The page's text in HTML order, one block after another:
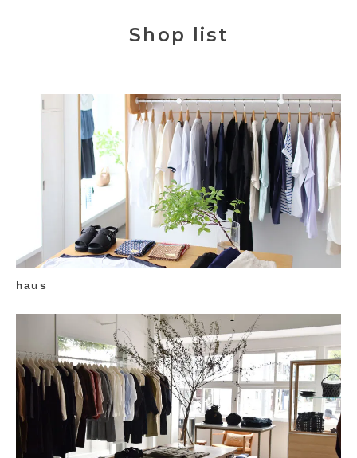
Shop list
haus